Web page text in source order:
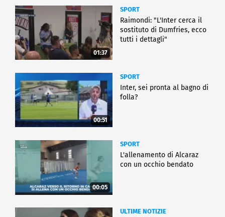
01:37
SPORT
Raimondi: "L'Inter cerca il
sostituto di Dumfries, ecco
tutti i dettagli"
00:51
SPORT
Inter, sei pronta al bagno di
folla?
00:05
SPORT
L'allenamento di Alcaraz
con un occhio bendato
ULTIME NOTIZIE